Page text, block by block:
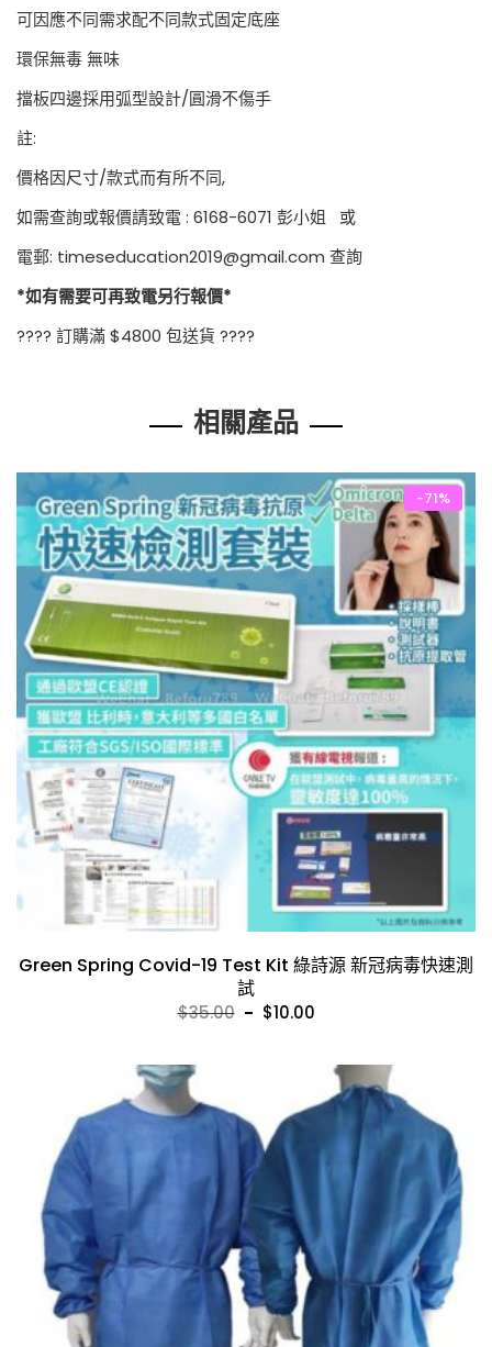
可因應不同需求配不同款式固定底座
環保無毒 無味
擋板四邊採用弧型設計/圓滑不傷手
註:
價格因尺寸/款式而有所不同,
如需查詢或報價請致電 : 6168-6071 彭小姐 或
電郵: timeseducation2019@gmail.com 查詢
*如有需要可再致電另行報價*
???? 訂購滿 $4800 包送貨 ????
相關產品
-71%
Green Spring Covid-19 Test Kit 綠詩源 新冠病毒快速測
試
$35.00
Original
$10.00
is:
$10.00.